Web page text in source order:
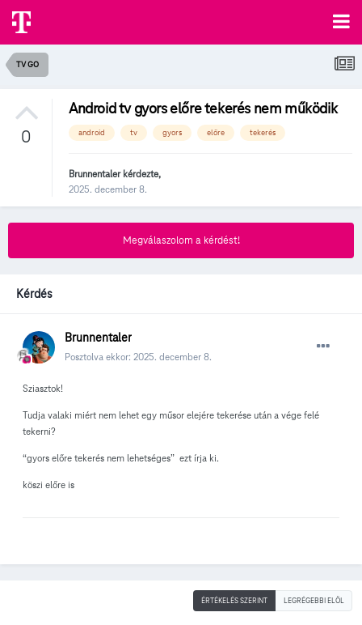
TV GO
0
Android tv gyors előre tekerés nem működik
android tv gyors előre tekerés
Brunnentalerkérdezte,
2025. december 8.
Megválaszolom a kérdést!
Kérdés
Brunnentaler
Posztolva ekkor: 2025. december 8.
Sziasztok!
Tudja valaki miért nem lehet egy műsor elejére tekerése után a vége felé
tekerni?
“gyors előre tekerés nem lehetséges” ezt írja ki.
köszi előre is
ÉRTÉKELÉS SZERINT LEGRÉGEBBI ELÖL